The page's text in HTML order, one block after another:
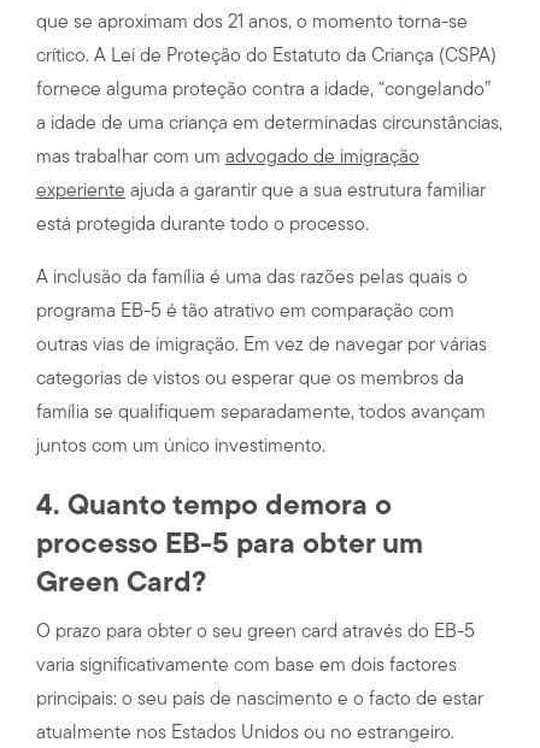
que se aproximam dos 21 anos, o momento torna-se
crítico. A Lei de Proteção do Estatuto da Criança (CSPA)
fornece alguma proteção contra a idade, “congelando”
a idade de uma criança em determinadas circunstâncias,
mas trabalhar com um advogado de imigração
experiente ajuda a garantir que a sua estrutura familiar
está protegida durante todo o processo.
A inclusão da família é uma das razões pelas quais o
programa EB-5 é tão atrativo em comparação com
outras vias de imigração. Em vez de navegar por várias
categorias de vistos ou esperar que os membros da
família se qualifiquem separadamente, todos avançam
juntos com um único investimento.
4. Quanto tempo demora o
processo EB-5 para obter um
Green Card?
O prazo para obter o seu green card através do EB-5
varia significativamente com base em dois factores
principais: o seu país de nascimento e o facto de estar
atualmente nos Estados Unidos ou no estrangeiro.